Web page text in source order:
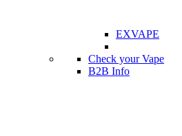
EXVAPE
Check your Vape
B2B Info